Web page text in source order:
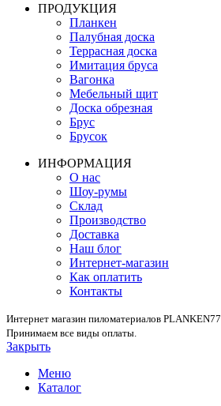
ПРОДУКЦИЯ
Планкен
Палубная доска
Террасная доска
Имитация бруса
Вагонка
Мебельный щит
Доска обрезная
Брус
Брусок
ИНФОРМАЦИЯ
О нас
Шоу-румы
Склад
Производство
Доставка
Наш блог
Интернет-магазин
Как оплатить
Контакты
Интернет магазин пиломатериалов PLANKEN77
Принимаем все виды оплаты.
Закрыть
Меню
Каталог